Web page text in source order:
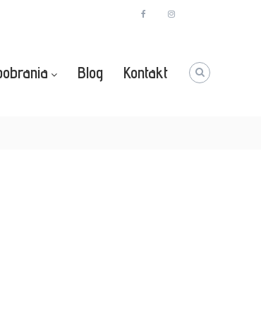
facebookinstagram
Blog Kontakt